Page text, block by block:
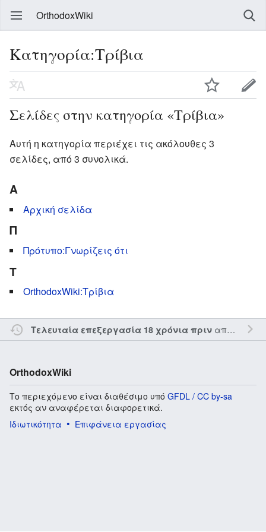
OrthodoxWiki
Κατηγορία:Τρίβια
Σελίδες στην κατηγορία «Τρίβια»
Αυτή η κατηγορία περιέχει τις ακόλουθες 3
σελίδες, από 3 συνολικά.
Α
Αρχική σελίδα
Π
Πρότυπο:Γνωρίζεις ότι
Τ
OrthodoxWiki:Τρίβια
Τελευταία επεξεργασία 18 χρόνια πριναπό τον την
OrthodoxWiki
Το περιεχόμενο είναι διαθέσιμο υπό GFDL / CC by-sa
εκτός αν αναφέρεται διαφορετικά.
Ιδιωτικότητα
Επιφάνεια εργασίας